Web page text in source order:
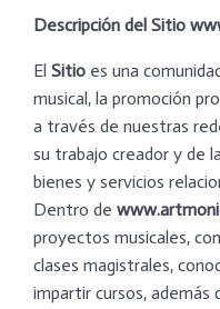
Descripción del Sitio
El Sitio es una
musical, la promoción
a través de nuestras
su trabajo creador y de
bienes y servicios
Dentro de
proyectos musicales,
clases magistrales,
impartir cursos, además